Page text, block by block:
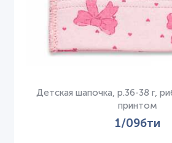
Детская шапочка, р.36-38 г,
принтом
1/09бти